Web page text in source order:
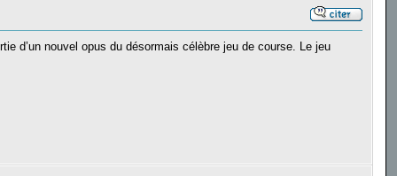
d’un nouvel opus du désormais célèbre jeu de course. Le jeu